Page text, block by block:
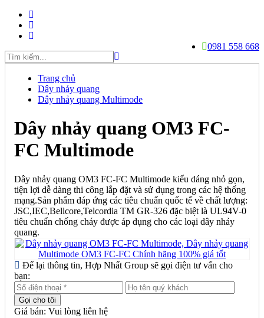
0981 558 668
Trang chủ
Dây nhảy quang
Dây nhảy quang Multimode
Dây nhảy quang OM3 FC-
FC Multimode
Dây nhảy quang OM3 FC-FC Multimode kiểu dáng nhỏ gọn,
tiện lợi dễ dàng thi công lắp đặt và sử dụng trong các hệ thống
mạng.Sản phẩm đáp ứng các tiêu chuẩn quốc tế về chất lượng:
JSC,IEC,Bellcore,Telcordia TM GR-326 đặc biệt là UL94V-0
tiêu chuẩn chống cháy được áp dụng cho các loại dây nhảy
quang.
Để lại thông tin, Hợp Nhất Group sẽ gọi điện tư vấn cho
bạn:
Giá bán: Vui lòng liên hệ